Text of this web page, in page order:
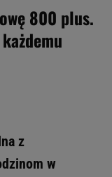
800 plus.
z
w